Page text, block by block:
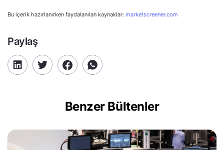
Bu içerik hazırlanırken faydalanılan kaynaklar: marketscreener.com
Paylaş
Benzer Bültenler